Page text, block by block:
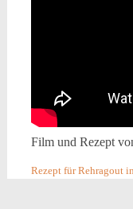
Film und Rezept
Rezept für Rehragout